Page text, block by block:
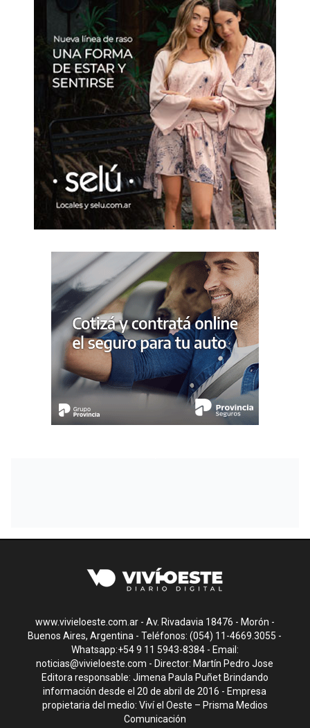
www.vivieloeste.com.ar - Av. Rivadavia 18476 - Morón -
Buenos Aires, Argentina - Teléfonos: (054) 11-4669.3055 -
Whatsapp:+54 9 11 5943-8384 - Email:
noticias@vivieloeste.com - Director: Martín Pedro Jose
Editora responsable: Jimena Paula Puñet Brindando
información desde el 20 de abril de 2016 - Empresa
propietaria del medio: Viví el Oeste – Prisma Medios
Comunicación